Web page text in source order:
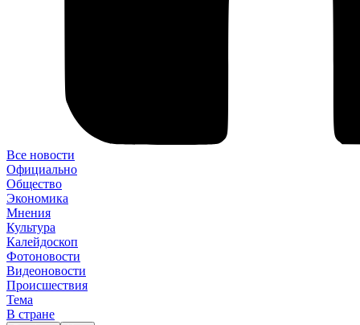
Все новости
Официально
Общество
Экономика
Мнения
Культура
Калейдоскоп
Фотоновости
Видеоновости
Происшествия
Тема
В стране